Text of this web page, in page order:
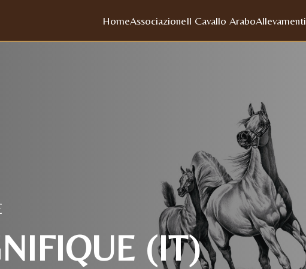
HomeAssociazioneIl Cavallo AraboAllevamenti
(IT)